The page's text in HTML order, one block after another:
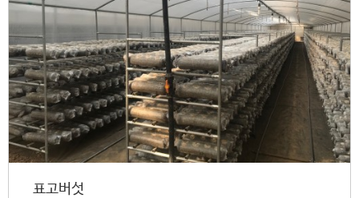
표고버섯